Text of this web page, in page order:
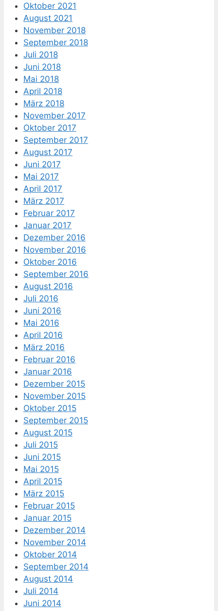
Oktober 2021
August 2021
November 2018
September 2018
Juli 2018
Juni 2018
Mai 2018
April 2018
März 2018
November 2017
Oktober 2017
September 2017
August 2017
Juni 2017
Mai 2017
April 2017
März 2017
Februar 2017
Januar 2017
Dezember 2016
November 2016
Oktober 2016
September 2016
August 2016
Juli 2016
Juni 2016
Mai 2016
April 2016
März 2016
Februar 2016
Januar 2016
Dezember 2015
November 2015
Oktober 2015
September 2015
August 2015
Juli 2015
Juni 2015
Mai 2015
April 2015
März 2015
Februar 2015
Januar 2015
Dezember 2014
November 2014
Oktober 2014
September 2014
August 2014
Juli 2014
Juni 2014